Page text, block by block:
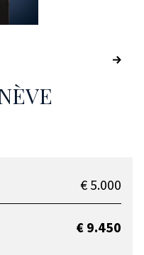
€ 5.000
€ 9.450